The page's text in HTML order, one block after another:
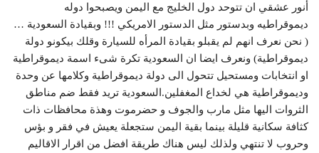
أنور عشقي ان تتوحد دول الخليج مع اليمن ويصبحوا دوله
ديموقراطيه وبدستور مثل الدستور الامريكي !!! وبقيادة السعودية …
( نحن نعرف انهم لم يقبلو بقيادة المرأه للسيارة وقلك بيكونو دولة
ديموقراطية) ونعرف ايضا ان السعودية تكرة شىء اسمة ديموقراطية
او انتخابات ومستحيل تتحول الى دولة ديموقراطية وكلامها عن وحدة
وديموقراطية هي لخداع المغفلين.السعودية تريد فقط ضم مناطق
الثروات اليها مثل مارب والجوف و حضرموت وهذة محافظات ذات
كثافة سكانية قليلة بينما بقية اليمن ستجعلة يعيش في فقر و بؤس
وحروب لا تنتهي ولذلك ليس هناك طريقة افضل من اقرار الاقاليم